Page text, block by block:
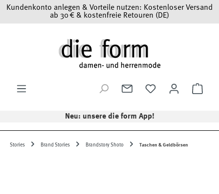
Zum Hauptinhalt springen
Kundenkonto anlegen & Vorteile nutzen: Kostenloser Versand
ab 30 € & kostenfreie Retouren (DE)
Neu: unsere die form App!
Stories Brand Stories Brandstory Shoto Taschen & Geldbörsen